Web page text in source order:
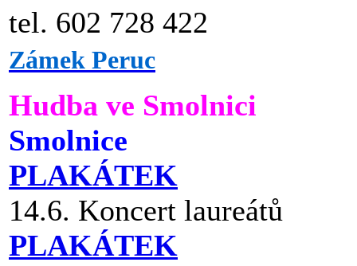
tel. 602 728 422
Zámek Peruc
Hudba ve Smolnici
Smolnice
PLAKÁTEK
14.6. Koncert laureátů
PLAKÁTEK